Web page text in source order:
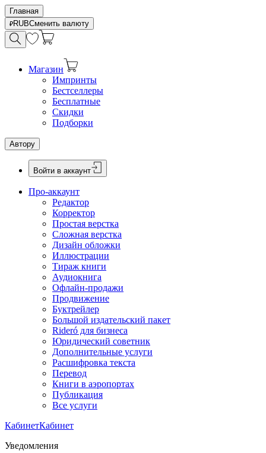
Главная
RUBСменить валюту
Магазин
Импринты
Бестселлеры
Бесплатные
Скидки
Подборки
Автору
Войти в аккаунт
Про-аккаунт
Редактор
Корректор
Простая верстка
Сложная верстка
Дизайн обложки
Иллюстрации
Тираж книги
Аудиокнига
Офлайн-продажи
Продвижение
Буктрейлер
Большой издательский пакет
Rideró для бизнеса
Юридический советник
Дополнительные услуги
Расшифровка текста
Перевод
Книги в аэропортах
Публикация
Все услуги
КабинетКабинет
Уведомления